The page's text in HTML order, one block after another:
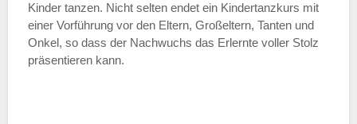
Kinder tanzen. Nicht selten endet ein Kindertanzkurs mit
einer Vorführung vor den Eltern, Großeltern, Tanten und
Onkel, so dass der Nachwuchs das Erlernte voller Stolz
präsentieren kann.